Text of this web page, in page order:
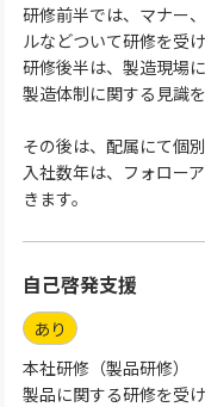
研修前半では、マナー
ルなどついて研修を受け
研修後半は、製造現場
製造体制に関する見識
その後は、配属にて個
入社数年は、フォロー
きます。
自己啓発支援
あり
本社研修（製品研修）
製品に関する研修を受